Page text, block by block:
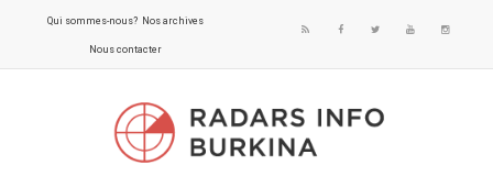
Qui sommes-nous? Nos archives
Nous contacter